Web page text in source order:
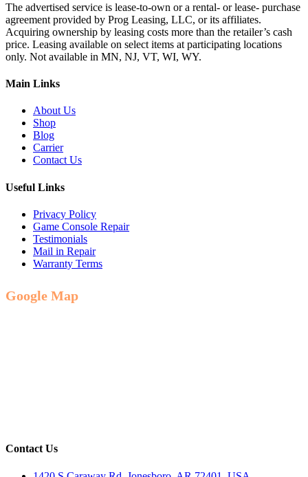
The advertised service is lease-to-own or a rental- or lease- purchase
agreement provided by Prog Leasing, LLC, or its affiliates.
Acquiring ownership by leasing costs more than the retailer’s cash
price. Leasing available on select items at participating locations
only. Not available in MN, NJ, VT, WI, WY.
Main Links
About Us
Shop
Blog
Carrier
Contact Us
Useful Links
Privacy Policy
Game Console Repair
Testimonials
Mail in Repair
Warranty Terms
Google Map
Contact Us